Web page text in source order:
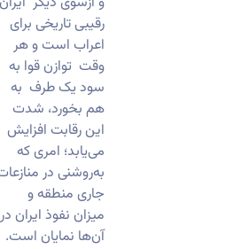
رقیبی تاریخی برای
اعراب است و هر
وقت توازن قوا به
سود یک طرف به
هم بخورد، شدت
این رقابت افزایش
می‌یابد؛ امری که
به‌روشنی در منازعات
جاری منطقه و
میزان نفوذ ایران در
آن‌ها نمایان است.